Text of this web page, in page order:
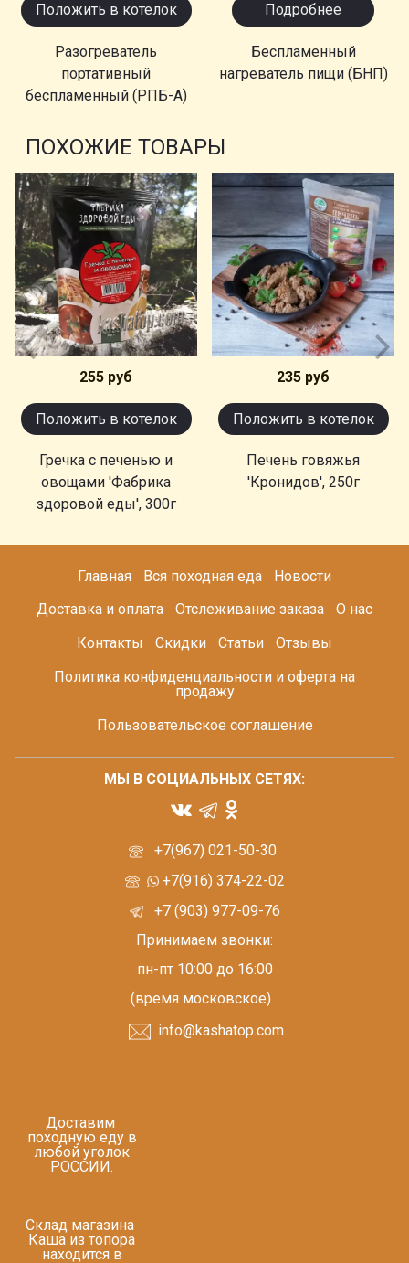
Положить в котелок
Разогреватель
портативный
беспламенный (РПБ-А)
Подробнее
Беспламенный
нагреватель пищи (БНП)
ПОХОЖИЕ ТОВАРЫ
255 руб
Положить в котелок
Гречка с печенью и
овощами 'Фабрика
здоровой еды', 300г
235 руб
Положить в котелок
Печень говяжья
'Кронидов', 250г
Главная Вся походная еда
Новости
Доставка и оплата
Отслеживание заказа
О нас
Контакты
Скидки Статьи
Отзывы
Политика конфиденциальности и оферта на
продажу
Пользовательское соглашение
+7(967) 021-50-30
+7(916) 374-22-02
+7 (903) 977-09-76
Принимаем звонки:
пн-пт 10:00 до 16:00
(время московское)
info@kashatop.com
Доставим
походную еду в
любой уголок
РОССИИ.
Склад магазина
Каша из топора
находится в
МЫ В СОЦИАЛЬНЫХ СЕТЯХ: